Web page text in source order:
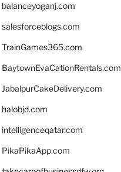
balanceyoganj.com
salesforceblogs.com
TrainGames365.com
BaytownEvaCationRentals.com
JabalpurCakeDelivery.com
halobjd.com
intelligenceqatar.com
PikaPikaApp.com